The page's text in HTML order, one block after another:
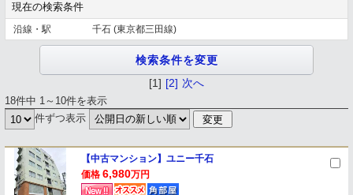
現在の検索条件
沿線・駅 千石 (東京都三田線)
18件中 1～10件を表示
[1] [2] 次へ
件ずつ表示
【中古マンション】ユニー千石
価格 6,980万円